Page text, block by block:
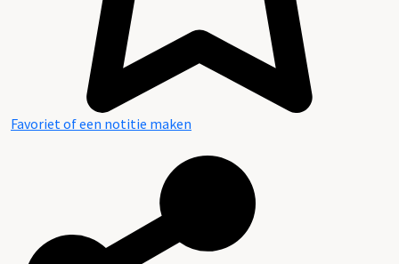
Favoriet of een notitie maken